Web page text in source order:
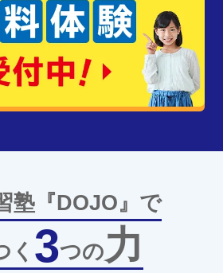
塾『DOJO』で
く 3つの力